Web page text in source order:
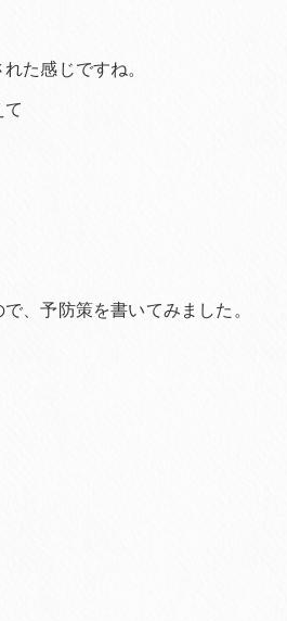
た感じですね。
、予防策を書いてみました。